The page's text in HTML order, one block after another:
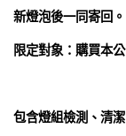
新燈泡後一同寄回。
限定對象：購買本
包含燈組檢測、清